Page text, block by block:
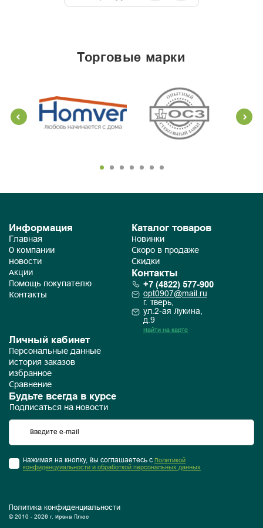
торговые марки
Информация
Главная
О компании
Новости
Акции
Помощь покупателю
Контакты
Каталог товаров
Новинки
Скоро в продаже
Скидки
Контакты
+7 (4822) 577-900
opt0907@mail.ru
г. Тверь,
ул.2-ая Лукина,
д.9
Найти на карте
Личный кабинет
Персональные данные
История заказов
Избранное
Сравнение
Будьте всегда в курсе
Подписаться на новости
Нажимая на кнопку, Вы соглашаетесь с Политикой
конфиденцуиальности и обработкой персональных данных
Политика конфиденциальности
© 2010 - 2026 г. Ирэна Плюс